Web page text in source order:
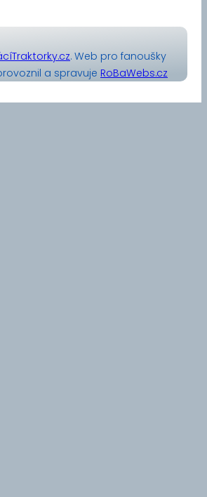
. Web pro fanoušky
a spravuje RoBaWebs.cz